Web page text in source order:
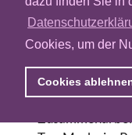
Cookies, um der
Cookies
Mediasquares
Premiere-
“Wir
spannende und